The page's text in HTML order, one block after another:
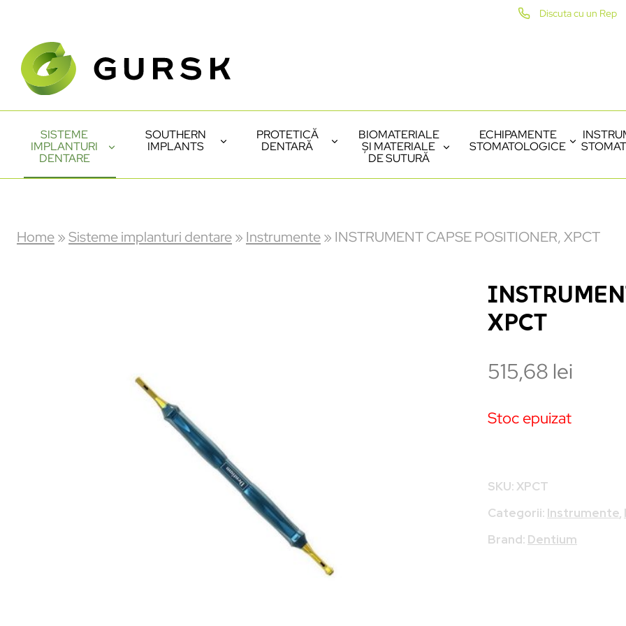
Discuta cu un Rep
SISTEME
IMPLANTURI
DENTARE
SOUTHERN
IMPLANTS
PROTETICĂ
DENTARĂ
BIOMATERIALE
ȘI MATERIALE
DE SUTURĂ
ECHIPAMENTE
STOMATOLOGICE
Home»Sisteme implanturi dentare» Instrumente» INSTRUMENT CAPSE POSITIONER, XPCT
XPCT
515,68 lei
Stoc epuizat
SKU:XPCT
Categorii: Instrumente,
Brand: Dentium